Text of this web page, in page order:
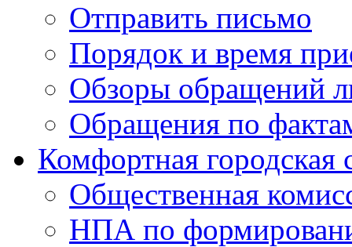
Отправить письмо
Порядок и время
Обзоры обращений
Обращения по
Комфортная городская
Общественная
НПА по